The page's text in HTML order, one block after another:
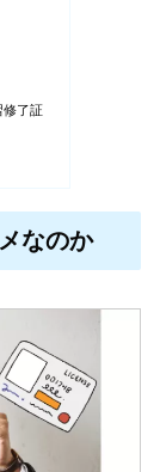
修了証
なのか